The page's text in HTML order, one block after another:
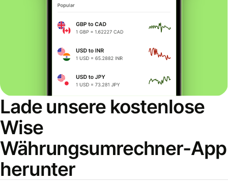
Lade unsere kostenlose
Wise
Währungsumrechner-App
herunter